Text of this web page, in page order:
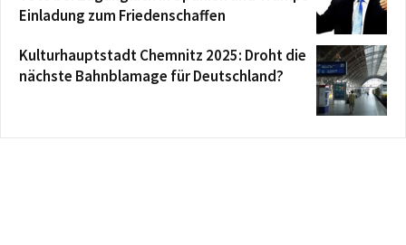
Einladung zum Friedenschaffen
Kulturhauptstadt Chemnitz 2025: Droht die
nächste Bahnblamage für Deutschland?